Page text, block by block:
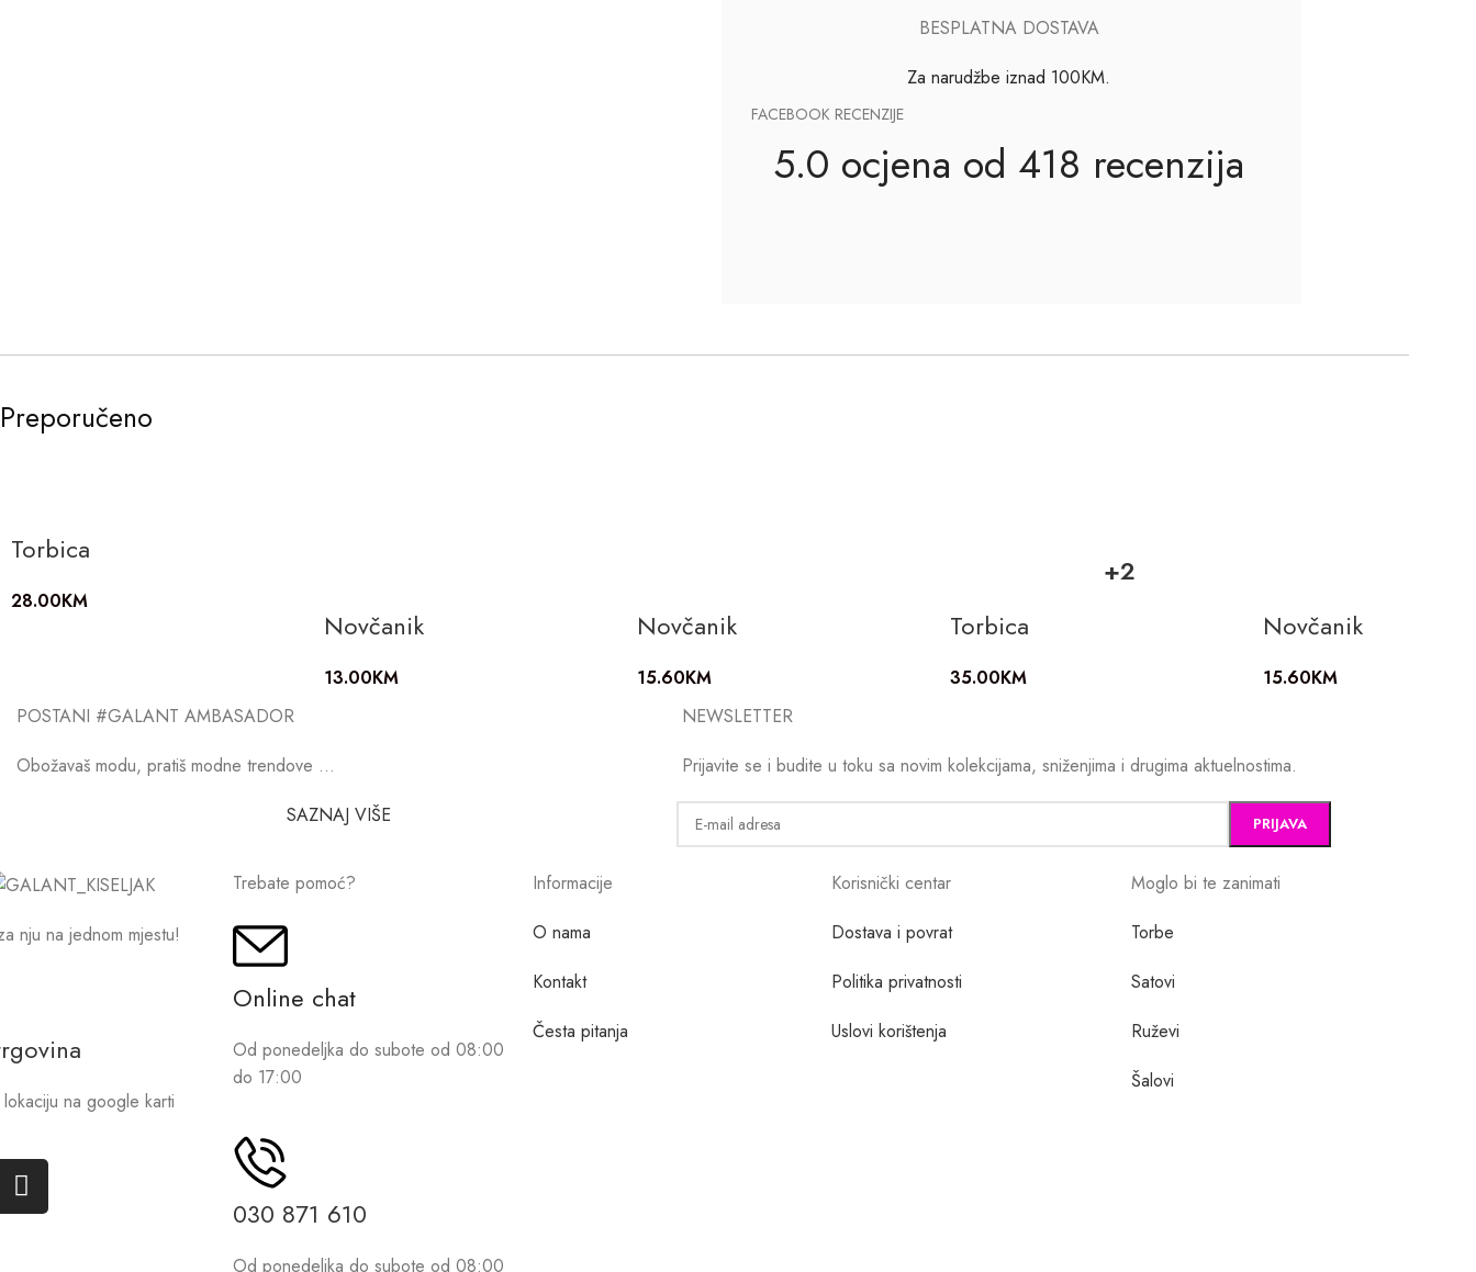
BESPLATNA DOSTAVA
Za narudžbe iznad 100KM.
FACEBOOK RECENZIJE
5.0 ocjena od 418 recenzija
Preporučeno
Torbica
28.00KM
Novčanik
13.00KM
Novčanik
15.60KM
+2
Torbica
35.00KM
Novčanik
15.60KM
POSTANI #GALANT AMBASADOR
Obožavaš modu, pratiš modne trendove …
SAZNAJ VIŠE
NEWSLETTER
Prijavite se i budite u toku sa novim kolekcijama, sniženjima i drugima aktuelnostima.
nju na jednom mjestu!
na google karti
Trebate pomoć?
Online chat
Od ponedeljka do subote od 08:00
do 17:00
030 871 610
Od ponedeljka do subote od 08:00
Informacije
O nama
Kontakt
Česta pitanja
Korisnički centar
Dostava i povrat
Politika privatnosti
Uslovi korištenja
Moglo bi te zanimati
Torbe
Satovi
Ruževi
Šalovi